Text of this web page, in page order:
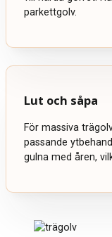
parkettgolv.
Lut och såpa
För massiva
passande
gulna med åren,